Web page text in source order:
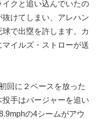
クと追い込んでいたの
けてしまい、アレハン
で出塁を許します。カ
イルズ・ストローが送
回に２ベースを放った
手はバージャーを追い
の4シームがアウ